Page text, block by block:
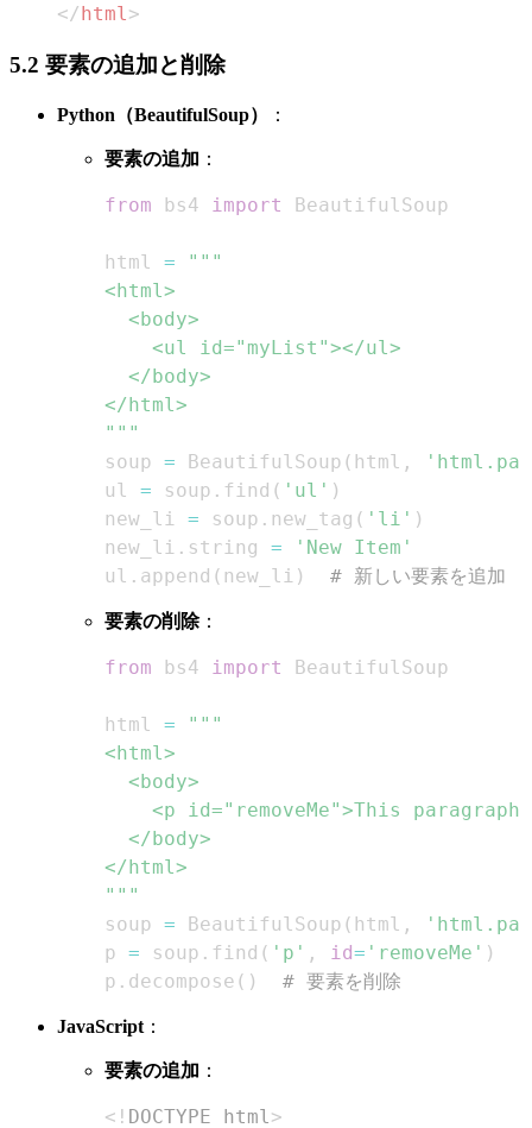
</html >
5.2 要素の追加と削除
Python（BeautifulSoup） ：
要素の追加 ：
from bs4 import
html =
"""
soup = BeautifulSoup ( html ,
ul = soup . find ( 'ul' )
new_li = soup . new_tag ( 'li' )
new_li . string =
'New Item'
ul . append ( new_li ) # 新しい要素を追加
要素の削除：
from bs4 import
html =
"""
soup = BeautifulSoup ( html ,
p = soup . find ( 'p' , id= 'removeMe' )
p . decompose ( ) # 要素を削除
JavaScript ：
要素の追加 ：
<! DOCTYPE html>